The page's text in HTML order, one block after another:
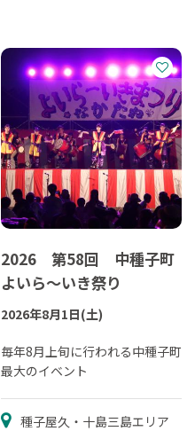
2026 第58回 中種子町
よいら～いき祭り
2026年8月1日(土)
毎年8月上旬に行われる中種子町
最大のイベント
種子屋久・十島三島エリア